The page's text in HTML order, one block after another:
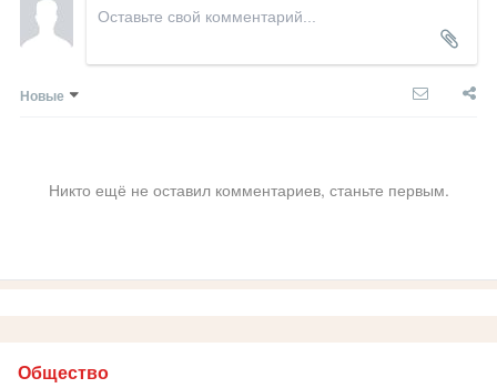
Новые
Никто ещё не оставил комментариев, станьте первым.
Общество